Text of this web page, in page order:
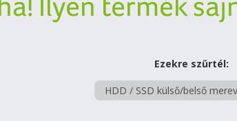
Ezekre szűrtél:
HDD / SSD külső/belső